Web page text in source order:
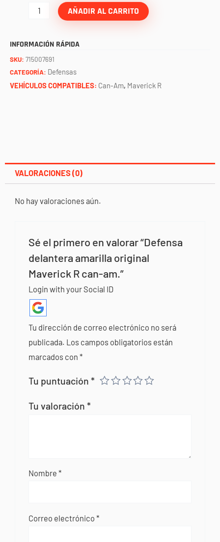
can-
am.
AÑADIR AL CARRITO
INFORMACIÓN RÁPIDA
SKU: 715007691
CATEGORÍA: Defensas
VEHÍCULOS COMPATIBLES: Can-Am, Maverick R
VALORACIONES (0)
No hay valoraciones aún.
Sé el primero en valorar “Defensa
delantera amarilla original
Maverick R can-am.”
Login with your Social ID
Tu dirección de correo electrónico no será
publicada. Los campos obligatorios están
marcados con*
Tu puntuación*
Tu valoración*
Nombre*
Correo electrónico*